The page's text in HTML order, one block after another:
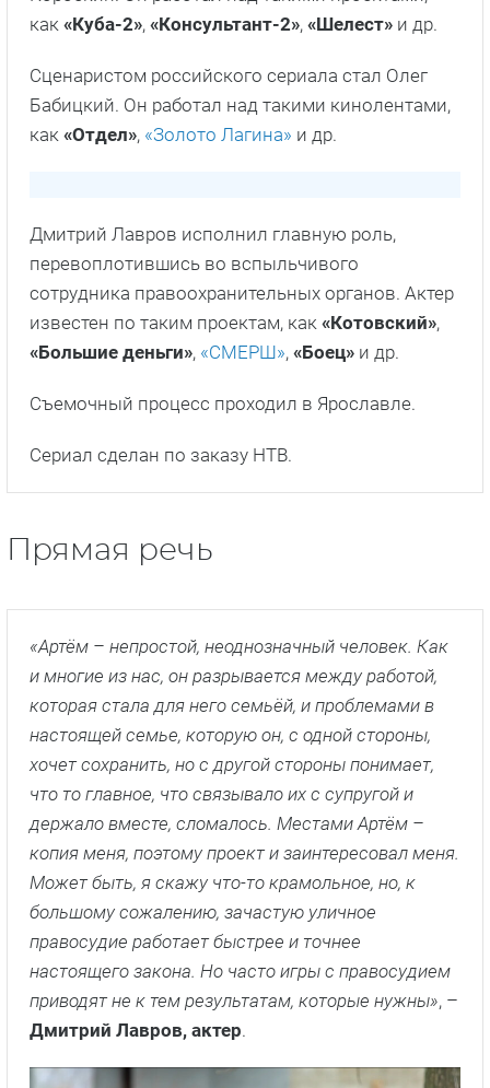
как «Куба-2», «Консультант-2», «Шелест» и др.
Сценаристом российского сериала стал Олег
Бабицкий. Он работал над такими кинолентами,
как «Отдел», «Золото Лагина» и др.
Дмитрий Лавров исполнил главную роль,
перевоплотившись во вспыльчивого
сотрудника правоохранительных органов. Актер
известен по таким проектам, как «Котовский»,
«Большие деньги», «СМЕРШ», «Боец» и др.
Съемочный процесс проходил в Ярославле.
Сериал сделан по заказу НТВ.
Прямая речь
«Артём – непростой, неоднозначный человек. Как
и многие из нас, он разрывается между работой,
которая стала для него семьёй, и проблемами в
настоящей семье, которую он, с одной стороны,
хочет сохранить, но с другой стороны понимает,
что то главное, что связывало их с супругой и
держало вместе, сломалось. Местами Артём –
копия меня, поэтому проект и заинтересовал меня.
Может быть, я скажу что-то крамольное, но, к
большому сожалению, зачастую уличное
правосудие работает быстрее и точнее
настоящего закона. Но часто игры с правосудием
приводят не к тем результатам, которые нужны», –
Дмитрий Лавров, актер.